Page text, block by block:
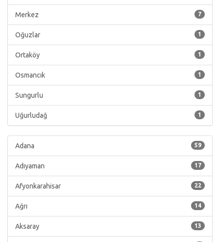
7
Merkez
1
Oğuzlar
1
Ortaköy
1
Osmancık
1
Sungurlu
1
Uğurludağ
59
Adana
17
Adıyaman
22
Afyonkarahisar
14
Ağrı
13
Aksaray